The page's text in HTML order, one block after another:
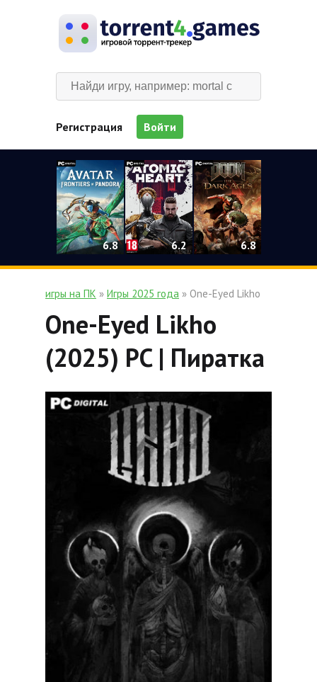
Регистрация Войти
6.8 6.2 6.8
игры на ПК » Игры 2025 года » One-Eyed Likho
One-Eyed Likho
(2025) PC | Пиратка